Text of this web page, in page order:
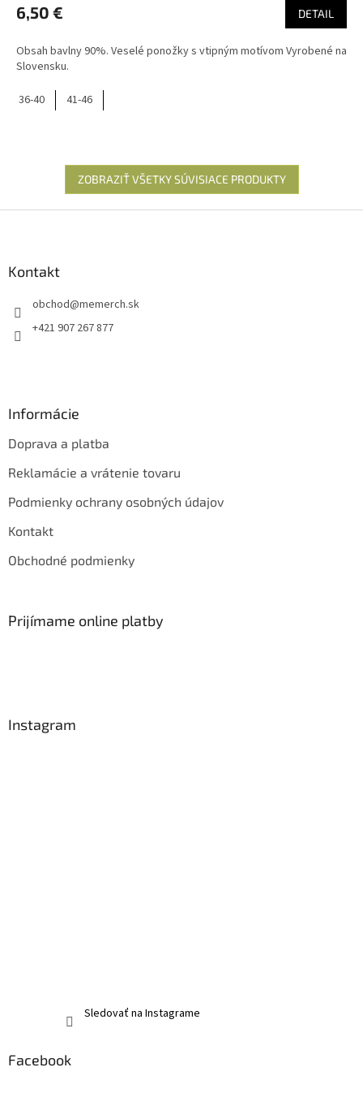
6,50 € DETAIL
Obsah bavlny 90%. Veselé ponožky s vtipným motívom Vyrobené na
Slovensku.
36-40 41-46
ZOBRAZIŤ VŠETKY SÚVISIACE PRODUKTY
Kontakt
obchod@memerch.sk
+421 907 267 877
Informácie
Doprava a platba
Reklamácie a vrátenie tovaru
Podmienky ochrany osobných údajov
Kontakt
Obchodné podmienky
Prijímame online platby
Instagram
Sledovať na Instagrame
Facebook